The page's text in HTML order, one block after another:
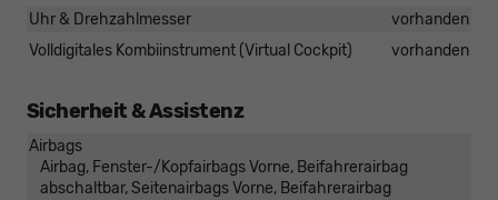
Uhr & Drehzahlmesser
vorhanden
Volldigitales Kombiinstrument (Virtual Cockpit)
vorhanden
Sicherheit & Assistenz
Airbags
Airbag, Fenster-/Kopfairbags Vorne, Beifahrerairbag
abschaltbar, Seitenairbags Vorne, Beifahrerairbag